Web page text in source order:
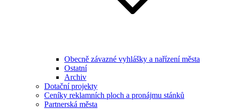
Obecně závazné vyhlášky a nařízení města
Ostatní
Archiv
Dotační projekty
Ceníky reklamních ploch a pronájmu stánků
Partnerská města